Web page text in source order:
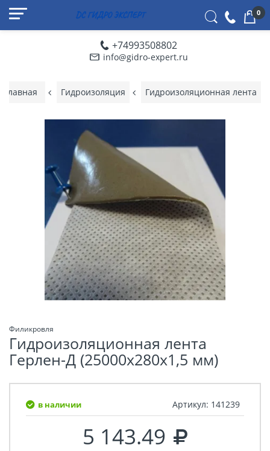
+74993508802
info@gidro-expert.ru
0
Главная Гидроизоляция Гидроизоляционная лента
Филикровля
Гидроизоляционная лента
Герлен-Д (25000х280х1,5 мм)
в наличии Артикул: 141239
5 143.49